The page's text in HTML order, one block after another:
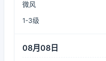
微风
1-3级
08月08日